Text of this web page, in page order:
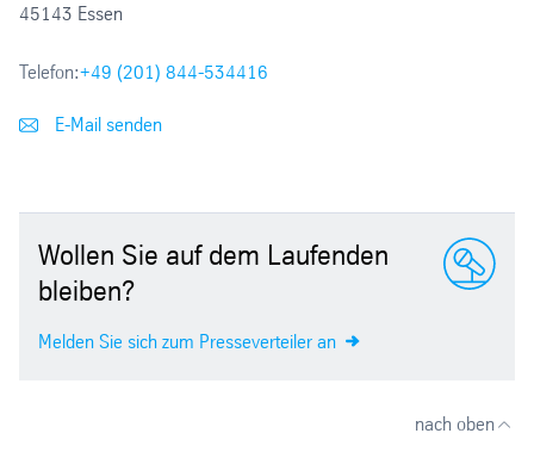
45143 Essen
Telefon:+49 (201) 844-534416
E-Mail senden
Wollen Sie auf dem Laufenden
bleiben?
Melden Sie sich zum Presseverteiler an
nach oben